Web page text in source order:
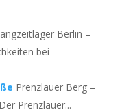
Berlin –
bei
Prenzlauer Berg –
Prenzlauer...